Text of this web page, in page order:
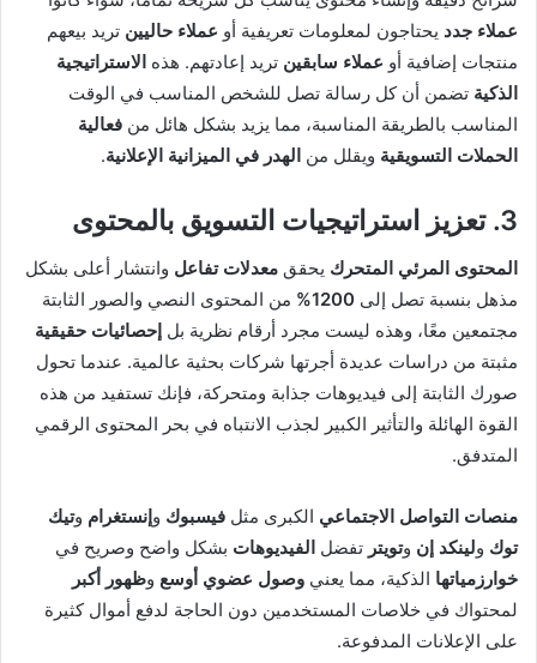
عملاء جدد يحتاجون لمعلومات تعريفية أو عملاء حاليين تريد بيعهم
منتجات إضافية أو عملاء سابقين تريد إعادتهم. هذه الاستراتيجية
الذكية تضمن أن كل رسالة تصل للشخص المناسب في الوقت
المناسب بالطريقة المناسبة، مما يزيد بشكل هائل من فعالية
الحملات التسويقية ويقلل من الهدر في الميزانية الإعلانية.
3. تعزيز استراتيجيات التسويق بالمحتوى
المحتوى المرئي المتحرك يحقق معدلات تفاعل وانتشار أعلى بشكل
مذهل بنسبة تصل إلى 1200%
من المحتوى النصي والصور الثابتة
مجتمعين معًا، وهذه ليست مجرد أرقام نظرية بل إحصائيات حقيقية
مثبتة من دراسات عديدة أجرتها شركات بحثية عالمية. عندما تحول
صورك الثابتة إلى فيديوهات جذابة ومتحركة، فإنك تستفيد من هذه
القوة الهائلة والتأثير الكبير لجذب الانتباه في بحر المحتوى الرقمي
المتدفق.
منصات التواصل الاجتماعي الكبرى مثل فيسبوك وإنستغرام وتيك
توك ولينكد إن وتويتر تفضل الفيديوهات بشكل واضح وصريح في
خوارزمياتها الذكية، مما يعني وصول عضوي أوسع وظهور أكبر
لمحتواك في خلاصات المستخدمين دون الحاجة لدفع أموال كثيرة
على الإعلانات المدفوعة.